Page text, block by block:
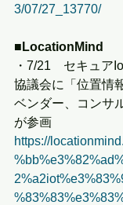
3/07/27_13770/
■LocationMind
・7/21　セキュア
協議会に「位置情
ベンダー、コンサ
が参画
https://